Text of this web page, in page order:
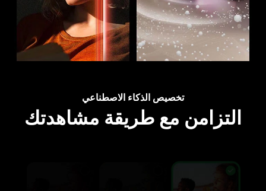
تخصيص الذكاء الاصطناعي
التزامن مع طريقة مشاهدتك